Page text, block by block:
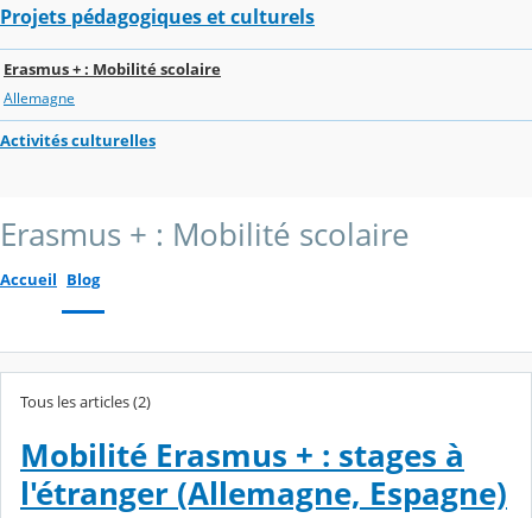
Projets pédagogiques et culturels
Erasmus + : Mobilité scolaire
Allemagne
Activités culturelles
Erasmus + : Mobilité scolaire
Accueil Blog
Tous les articles (2)
Mobilité Erasmus + : stages à
l'étranger (Allemagne, Espagne)